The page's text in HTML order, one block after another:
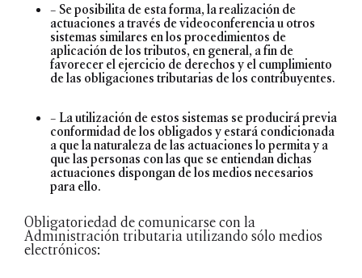
– Se posibilita de esta forma, la realización de
actuaciones a través de videoconferencia u otros
sistemas similares en los procedimientos de
aplicación de los tributos, en general, a fin de
favorecer el ejercicio de derechos y el cumplimiento
de las obligaciones tributarias de los contribuyentes.
– La utilización de estos sistemas se producirá previa
conformidad de los obligados y estará condicionada
a que la naturaleza de las actuaciones lo permita y a
que las personas con las que se entiendan dichas
actuaciones dispongan de los medios necesarios
para ello.
Obligatoriedad de comunicarse con la
Administración tributaria utilizando sólo medios
electrónicos: